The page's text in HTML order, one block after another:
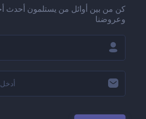
كن من بين أوائل من يستلمون أحدث
وعروضنا